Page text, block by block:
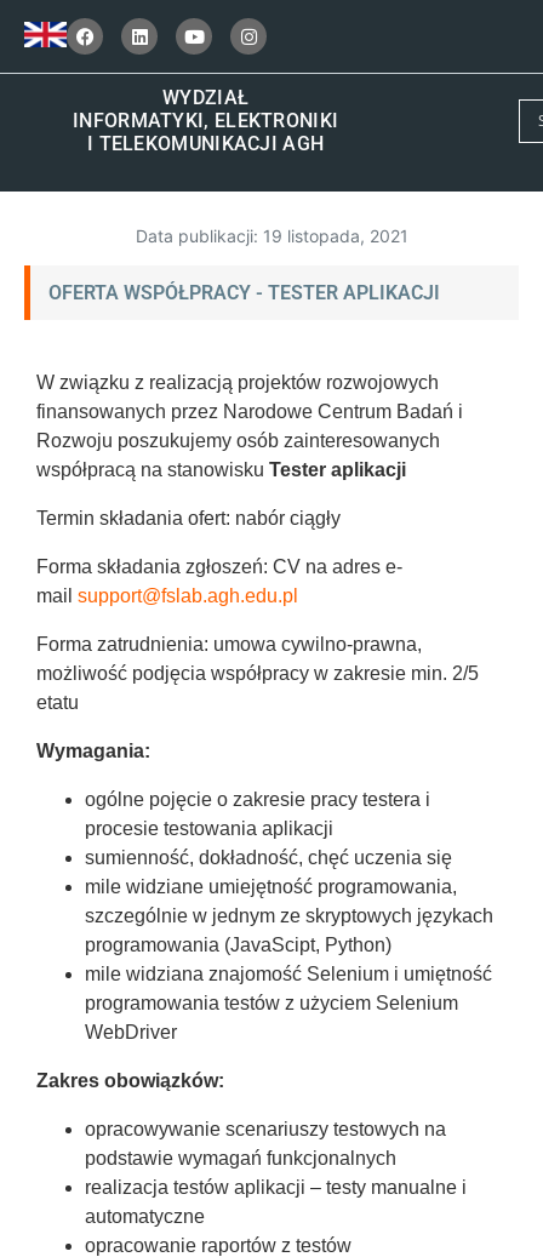
WYDZIAŁ
INFORMATYKI, ELEKTRONIKI
I TELEKOMUNIKACJI AGH
Data publikacji: 19 listopada, 2021
OFERTA WSPÓŁPRACY - TESTER APLIKACJI
W związku z realizacją projektów rozwojowych
finansowanych przez Narodowe Centrum Badań i
Rozwoju poszukujemy osób zainteresowanych
współpracą na stanowisku Tester aplikacji
Termin składania ofert: nabór ciągły
Forma składania zgłoszeń: CV na adres e-
mail support@fslab.agh.edu.pl
Forma zatrudnienia: umowa cywilno-prawna,
możliwość podjęcia współpracy w zakresie min. 2/5
etatu
Wymagania:
ogólne pojęcie o zakresie pracy testera i
procesie testowania aplikacji
sumienność, dokładność, chęć uczenia się
mile widziane umiejętność programowania,
szczególnie w jednym ze skryptowych językach
programowania (JavaScipt, Python)
mile widziana znajomość Selenium i umiętność
programowania testów z użyciem Selenium
WebDriver
Zakres obowiązków:
opracowywanie scenariuszy testowych na
podstawie wymagań funkcjonalnych
realizacja testów aplikacji – testy manualne i
automatyczne
opracowanie raportów z testów